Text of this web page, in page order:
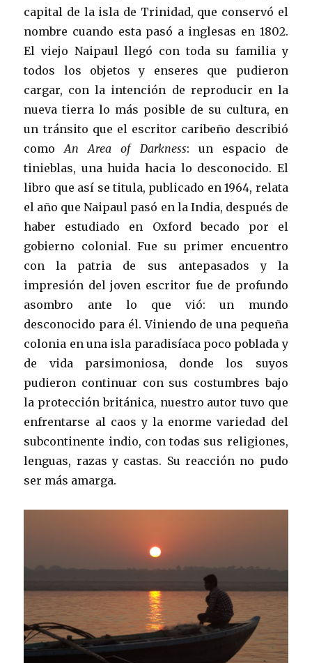
capital de la isla de Trinidad, que conservó el
nombre cuando esta pasó a inglesas en 1802.
El viejo Naipaul llegó con toda su familia y
todos los objetos y enseres que pudieron
cargar, con la intención de reproducir en la
nueva tierra lo más posible de su cultura, en
un tránsito que el escritor caribeño describió
comoAn Area of Darkness: un espacio de
tinieblas, una huida hacia lo desconocido. El
libro que así se titula, publicado en 1964, relata
el año que Naipaul pasó en la India, después de
haber estudiado en Oxford becado por el
gobierno colonial. Fue su primer encuentro
con la patria de sus antepasados y la
impresión del joven escritor fue de profundo
asombro ante lo que vió: un mundo
desconocido para él. Viniendo de una pequeña
colonia en una isla paradisíaca poco poblada y
de vida parsimoniosa, donde los suyos
pudieron continuar con sus costumbres bajo
la protección británica, nuestro autor tuvo que
enfrentarse al caos y la enorme variedad del
subcontinente indio, con todas sus religiones,
lenguas, razas y castas. Su reacción no pudo
ser más amarga.